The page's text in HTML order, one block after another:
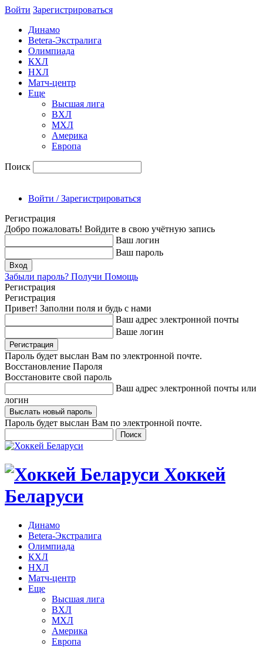
Войти Зарегиcтрироваться
Динамо
Betera-Экстралига
Олимпиада
КХЛ
НХЛ
Матч-центр
Еще
Высшая лига
ВХЛ
МХЛ
Америка
Европа
Поиск
Войти / Зарегистрироваться
Регистрация
Добро пожаловать! Войдите в свою учётную запись
Ваш логин
Ваш пароль
Забыли пароль? Получи Помощь
Регистрация
Регистрация
Привет! Заполни поля и будь с нами
Ваш адрес электронной почты
Ваше логин
Пароль будет выслан Вам по электронной почте.
Восстановление Пароля
Восстановите свой пароль
Ваш адрес электронной почты или
логин
Пароль будет выслан Вам по электронной почте.
Хоккей
Беларуси
Динамо
Betera-Экстралига
Олимпиада
КХЛ
НХЛ
Матч-центр
Еще
Высшая лига
ВХЛ
МХЛ
Америка
Европа